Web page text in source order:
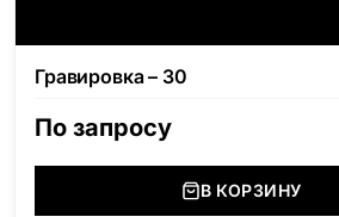
Гравировка – 30
По запросу
В КОРЗИНУ